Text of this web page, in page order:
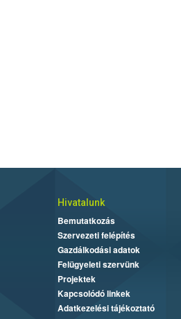
Hivatalunk
Bemutatkozás
Szervezeti felépítés
Gazdálkodási adatok
Felügyeleti szervünk
Projektek
Kapcsolódó linkek
Adatkezelési tájékoztató